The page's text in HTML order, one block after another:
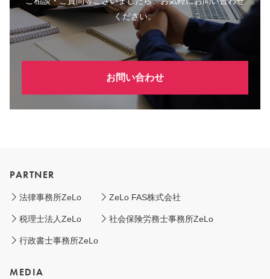
ください。
お問い合わせ
PARTNER
法律事務所ZeLo ZeLo FAS株式会社
税理士法人ZeLo 社会保険労務士事務所ZeLo
行政書士事務所ZeLo
MEDIA